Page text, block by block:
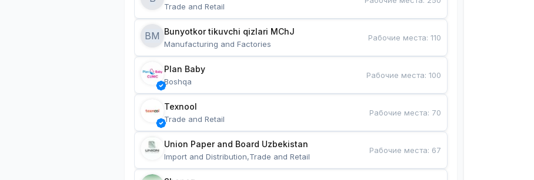
Trade and Retail
BM
Manufacturing and Factories
Рабочие места:110
Plan Baby
Boshqa
Рабочие места:100
Texnool
Trade and Retail
Рабочие места: 70
Union Paper and Board Uzbekistan
Import and Distribution,Trade and Retail
Рабочие места: 67